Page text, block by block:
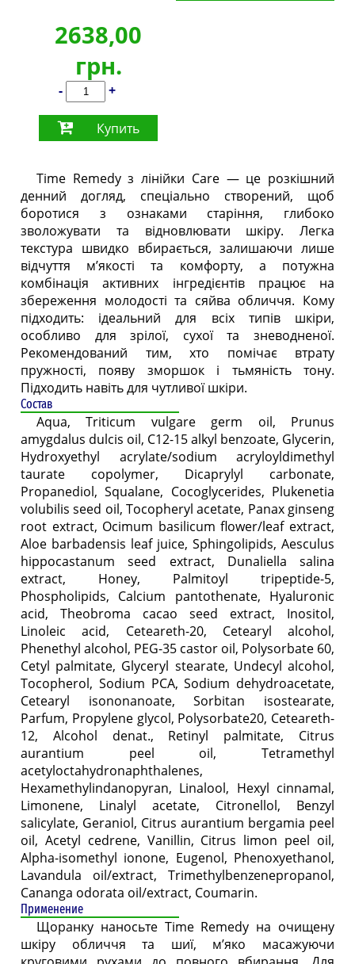
2638,00
грн.
- +
Купить
Time Remedy з лінійки Care — це розкішний
денний догляд, спеціально створений, щоб
боротися з ознаками старіння, глибоко
зволожувати та відновлювати шкіру. Легка
текстура швидко вбирається, залишаючи лише
відчуття м’якості та комфорту, а потужна
комбінація активних інгредієнтів працює на
збереження молодості та сяйва обличчя. Кому
підходить: ідеальний для всіх типів шкіри,
особливо для зрілої, сухої та зневодненої.
Рекомендований тим, хто помічає втрату
пружності, появу зморшок і тьмяність тону.
Підходить навіть для чутливої шкіри.
Состав
Aqua, Triticum vulgare germ oil, Prunus
amygdalus dulcis oil, C12-15 alkyl benzoate, Glycerin,
Hydroxyethyl acrylate/sodium acryloyldimethyl
taurate copolymer, Dicaprylyl carbonate,
Propanediol, Squalane, Cocoglycerides, Plukenetia
volubilis seed oil, Tocopheryl acetate, Panax ginseng
root extract, Ocimum basilicum flower/leaf extract,
Aloe barbadensis leaf juice, Sphingolipids, Aesculus
hippocastanum seed extract, Dunaliella salina
extract, Honey, Palmitoyl tripeptide-5,
Phospholipids, Calcium pantothenate, Hyaluronic
acid, Theobroma cacao seed extract, Inositol,
Linoleic acid, Ceteareth-20, Cetearyl alcohol,
Phenethyl alcohol, PEG-35 castor oil, Polysorbate 60,
Cetyl palmitate, Glyceryl stearate, Undecyl alcohol,
Tocopherol, Sodium PCA, Sodium dehydroacetate,
Cetearyl isononanoate, Sorbitan isostearate,
Parfum, Propylene glycol, Polysorbate20, Ceteareth-
12, Alcohol denat., Retinyl palmitate, Citrus
aurantium peel oil, Tetramethyl
acetyloctahydronaphthalenes,
Hexamethylindanopyran, Linalool, Hexyl cinnamal,
Limonene, Linalyl acetate, Citronellol, Benzyl
salicylate, Geraniol, Citrus aurantium bergamia peel
oil, Acetyl cedrene, Vanillin, Citrus limon peel oil,
Alpha-isomethyl ionone, Eugenol, Phenoxyethanol,
Lavandula oil/extract, Trimethylbenzenepropanol,
Cananga odorata oil/extract, Coumarin.
Применение
Щоранку наносьте Time Remedy на очищену
шкіру обличчя та шиї, м’яко масажуючи